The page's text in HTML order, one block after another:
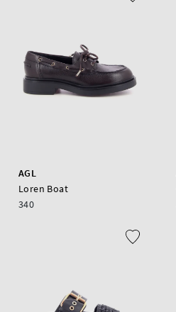
AGL
Loren Boat
340